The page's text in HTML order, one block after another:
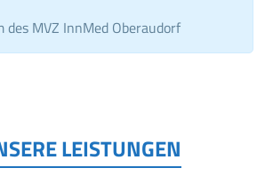
des MVZ InnMed Oberaudorf
LEISTUNGEN